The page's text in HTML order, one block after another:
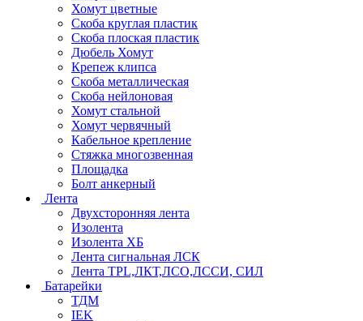
Хомут цветные
Скоба круглая пластик
Скоба плоская пластик
Дюбель Хомут
Крепеж клипса
Скоба металлическая
Скоба нейлоновая
Хомут стальной
Хомут червячный
Кабельное крепление
Стяжка многозвенная
Площадка
Болт анкерный
Лента
Двухсторонняя лента
Изолента
Изолента ХБ
Лента сигнальная ЛСК
Лента TPL,ЛКТ,ЛСО,ЛССИ, СИЛ
Батарейки
ТДМ
IEK